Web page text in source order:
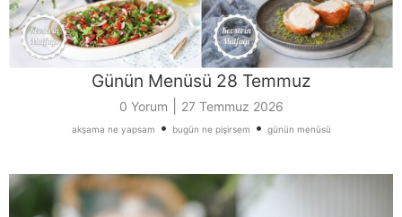
Günün Menüsü 28 Temmuz
0 Yorum 27 Temmuz 2026
akşama ne yapsam • bugün ne pişirsem • günün menüsü